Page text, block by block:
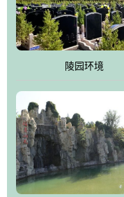
灵穴，安息之宝地。
陵园环境